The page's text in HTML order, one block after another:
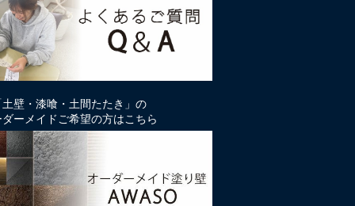
壁・漆喰・土間たたき」の
ーメイドご希望の方はこちら